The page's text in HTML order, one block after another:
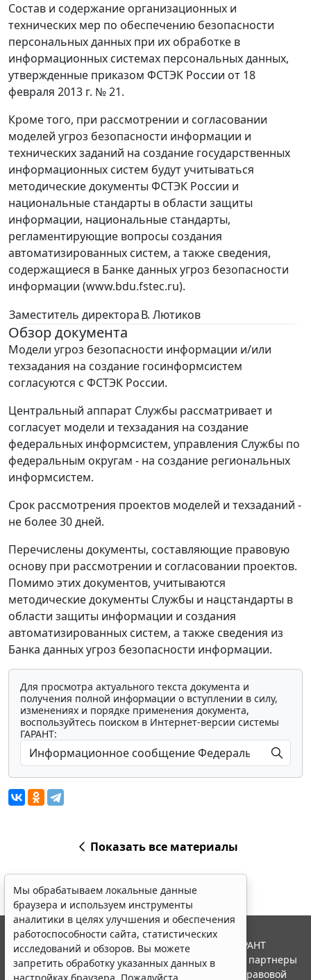
Состав и содержание организационных и
технических мер по обеспечению безопасности
персональных данных при их обработке в
информационных системах персональных данных,
утвержденные приказом ФСТЭК России от 18
февраля 2013 г. № 21.
Кроме того, при рассмотрении и согласовании
моделей угроз безопасности информации и
технических заданий на создание государственных
информационных систем будут учитываться
методические документы ФСТЭК России и
национальные стандарты в области защиты
информации, национальные стандарты,
регламентирующие вопросы создания
автоматизированных систем, а также сведения,
содержащиеся в Банке данных угроз безопасности
информации (www.bdu.fstec.ru).
Заместитель директораВ. Лютиков
Обзор документа
Модели угроз безопасности информации и/или
техзадания на создание госинформсистем
согласуются с ФСТЭК России.
Центральный аппарат Службы рассматривает и
согласует модели и техзадания на создание
федеральных информсистем, управления Службы по
федеральным округам - на создание региональных
информсистем.
Срок рассмотрения проектов моделей и техзаданий -
не более 30 дней.
Перечислены документы, составляющие правовую
основу при рассмотрении и согласовании проектов.
Помимо этих документов, учитываются
методические документы Службы и нацстандарты в
области защиты информации и создания
автоматизированных систем, а также сведения из
Банка данных угроз безопасности информации.
Для просмотра актуального текста документа и
получения полной информации о вступлении в силу,
изменениях и порядке применения документа,
воспользуйтесь поиском в Интернет-версии системы
ГАРАНТ:
Показать все материалы
Мы обрабатываем локальные данные
браузера и используем инструменты
исследований и обзоров. Вы можете
настройках браузера. Пожалуйста,
ознакомьтесь с условиями их обработки
Принять
Erid: 4CQwVszH9pWwojUA9Q3 Реклама
© ООО "НПП "ГАРАНТ-СЕРВИС", 2026. Система ГАРАНТ
выпускается с 1990 года. Компания "Гарант" и ее партнеры
являются участниками Российской ассоциации правовой